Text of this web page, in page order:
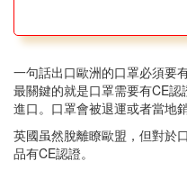
一句話出口歐洲的口罩必須要
最關鍵的就是口罩需要有CE
進口。口罩會被退運或者當地
英國虽然脫離瞭歐盟，但對於
品有CE認證。